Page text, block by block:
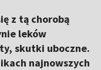
z tą chorobą
leków
skutki uboczne.
najnowszych